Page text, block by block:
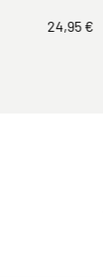
24,95 €